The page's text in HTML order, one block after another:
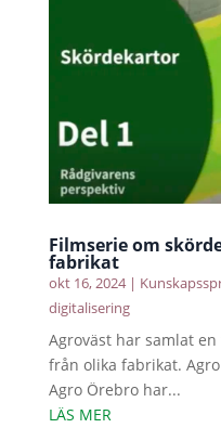
Filmserie om
fabrikat
okt 16, 2024|
digitalisering
Agroväst har samlat
från olika fabrikat.
Agro Örebro har...
LÄS MER